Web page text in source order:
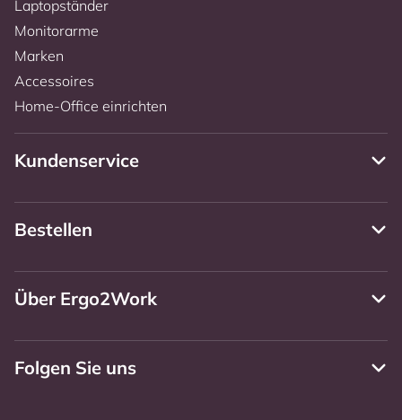
Laptopständer
Monitorarme
Marken
Accessoires
Home-Office einrichten
Kundenservice
Bestellen
Über Ergo2Work
Folgen Sie uns